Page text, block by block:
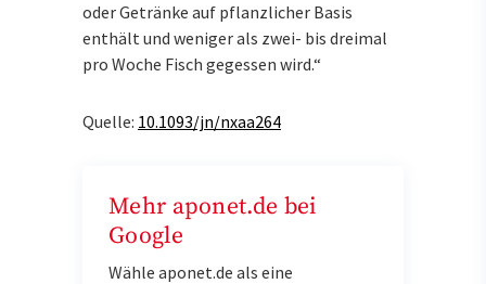
oder Getränke auf pflanzlicher Basis
enthält und weniger als zwei- bis dreimal
pro Woche Fisch gegessen wird.“
Quelle: 10.1093/jn/nxaa264
Mehr aponet.de bei
Google
Wähle aponet.de als eine